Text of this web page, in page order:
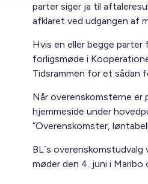
parter siger ja til
afklaret ved udgangen af
Hvis en eller begge
forligsmøde i
Tidsrammen for et sådan
Når overenskomsterne er
hjemmeside under
”Overenskomster,
BL´s
møder den 4. juni i Maribo